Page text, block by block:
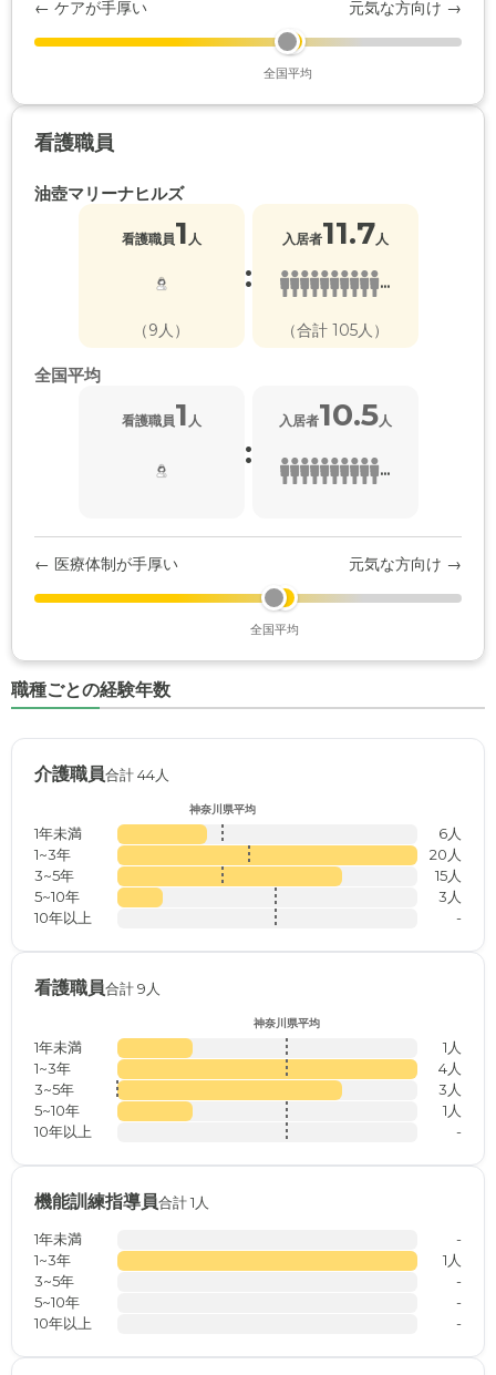
← ケアが手厚い 元気な方向け →
全国平均
看護職員
油壺マリーナヒルズ
看護職員1 人
（9人）
:
入居者11.7人
...
（合計 105人）
全国平均
看護職員1 人
:
入居者10.5人
...
← 医療体制が手厚い 元気な方向け →
全国平均
職種ごとの経験年数
介護職員合計 44人
神奈川県平均
1年未満
6人
1~3年
20人
3~5年
15人
5~10年
3人
10年以上
-
看護職員合計 9人
神奈川県平均
1年未満
1人
1~3年
4人
3~5年
3人
5~10年
1人
10年以上
-
機能訓練指導員合計 1人
1年未満
-
1~3年
1人
3~5年
-
5~10年
-
10年以上
-